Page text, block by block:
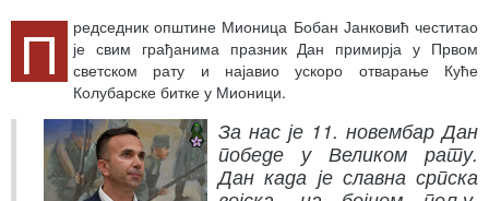
П
редседник општине Мионица Бобан Јанковић честитао
је свим грађанима празник Дан примирја у Првом
светском рату и најавио ускоро отварање Куће
Колубарске битке у Мионици.
За нас је 11. новембар Дан
победе у Великом рату.
Дан када је славна српска